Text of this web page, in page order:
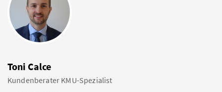
Toni Calce
Kundenberater KMU-Spezialist